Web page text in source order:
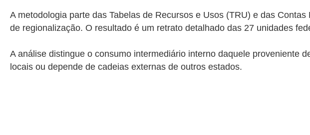
A metodologia parte das Tabelas de Recursos e Usos (TRU) e das
de regionalização. O resultado é um retrato detalhado das 27 unidades
A análise distingue o consumo intermediário interno daquele proveniente
locais ou depende de cadeias externas de outros estados.